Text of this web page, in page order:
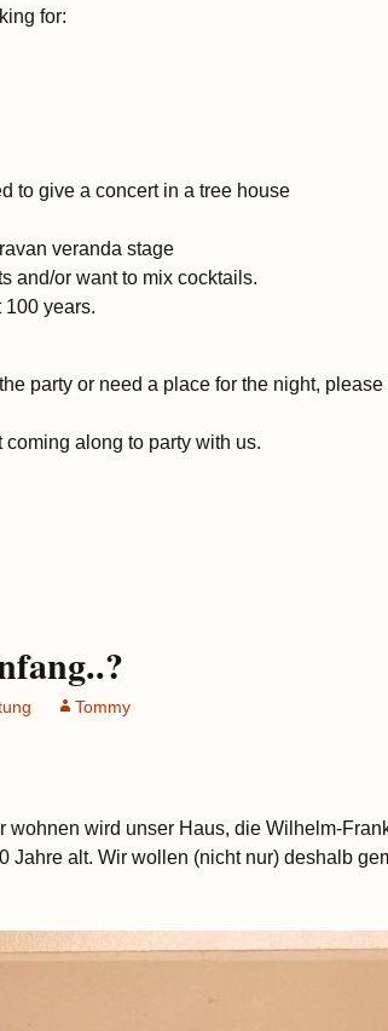
for:
to give a concert in a tree house
veranda stage
and/or want to mix cocktails.
100 years.
party or need a place for the night,
coming along to party with us.
Tommy
wohnen wird unser Haus, die Wilhelm-
Jahre alt. Wir wollen (nicht nur) deshalb